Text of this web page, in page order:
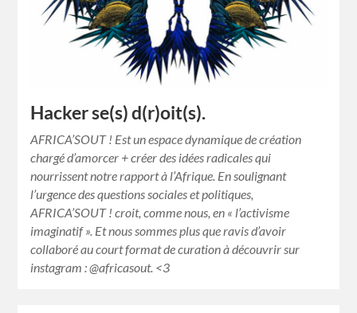
Hacker se(s) d(r)oit(s).
AFRICA’SOUT ! Est un espace dynamique de création
chargé d’amorcer + créer des idées radicales qui
nourrissent notre rapport à l’Afrique. En soulignant
l’urgence des questions sociales et politiques,
AFRICA’SOUT ! croit, comme nous, en « l’activisme
imaginatif ». Et nous sommes plus que ravis d’avoir
collaboré au court format de curation à découvrir sur
instagram : @africasout. <3